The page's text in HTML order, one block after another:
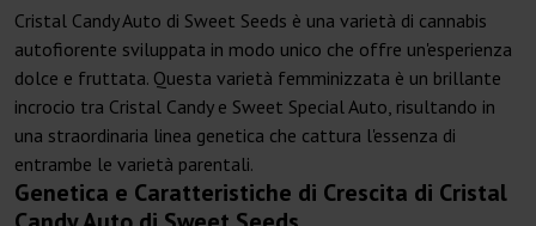
Cristal Candy Auto di Sweet Seeds è una varietà di cannabis
autofiorente sviluppata in modo unico che offre un'esperienza
dolce e fruttata. Questa varietà femminizzata è un brillante
incrocio tra Cristal Candy e Sweet Special Auto, risultando in
una straordinaria linea genetica che cattura l'essenza di
entrambe le varietà parentali.
Genetica e Caratteristiche di Crescita di Cristal